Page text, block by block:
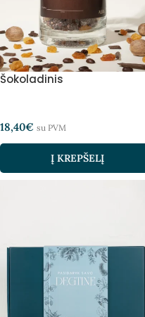
Šokoladinis
18,40€ su PVM
Į KREPŠELĮ